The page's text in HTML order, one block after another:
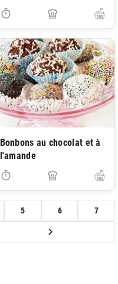
Bonbons au chocolat et à
l'amande
5 6 7